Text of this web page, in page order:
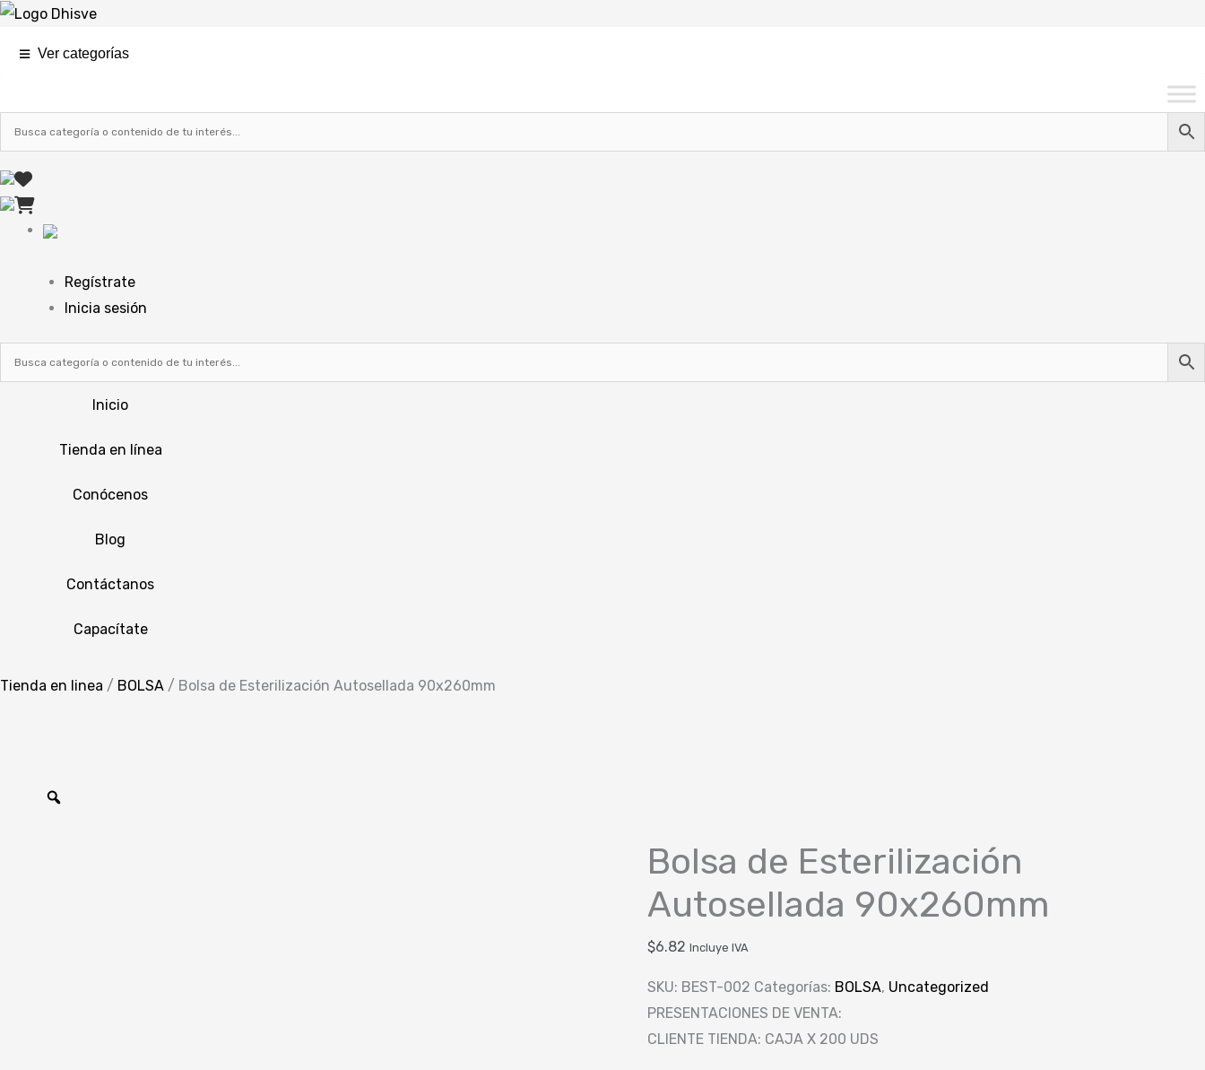
Ir
contenido
Ver categorías
Regístrate
Inicia sesión
Inicio
Tienda en línea
Conócenos
Blog
Contáctanos
Capacítate
Tienda en linea / BOLSA / Bolsa de Esterilización Autosellada 90x260mm
Bolsa de Esterilización
Autosellada 90x260mm
$6.82 Incluye IVA
SKU: BEST-002 Categorías: BOLSA, Uncategorized
PRESENTACIONES DE VENTA:
CLIENTE TIENDA: CAJA X 200 UDS